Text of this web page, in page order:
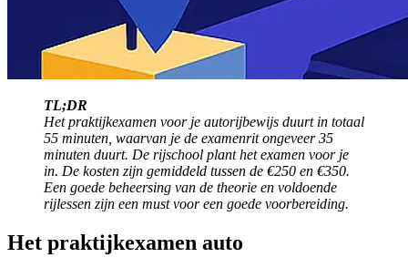
TL;DR
Het praktijkexamen voor je autorijbewijs duurt in totaal
55 minuten, waarvan je de examenrit ongeveer 35
minuten duurt. De rijschool plant het examen voor je
in. De kosten zijn gemiddeld tussen de €250 en €350.
Een goede beheersing van de theorie en voldoende
rijlessen zijn een must voor een goede voorbereiding.
Het praktijkexamen auto